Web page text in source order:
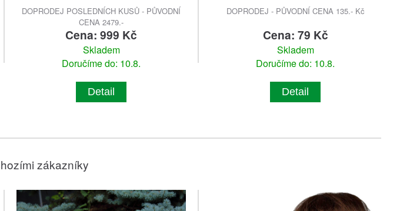
DOPRODEJ POSLEDNÍCH KUSŮ - PŮVODNÍ
CENA 2479.-
Cena: 999 Kč
Skladem
Doručíme do: 10.8.
Detail
DOPRODEJ - PŮVODNÍ CENA 135.- Kč
Cena: 79 Kč
Skladem
Doručíme do: 10.8.
Detail
zákazníky